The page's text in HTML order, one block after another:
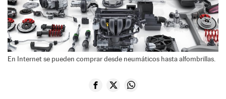
En Internet se pueden comprar desde neumáticos hasta alfombrillas.